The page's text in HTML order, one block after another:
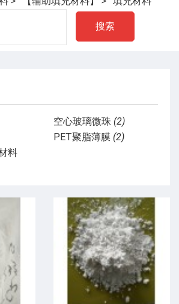
搜索
空心玻璃微珠 (2)
PET聚脂薄膜 (2)
料